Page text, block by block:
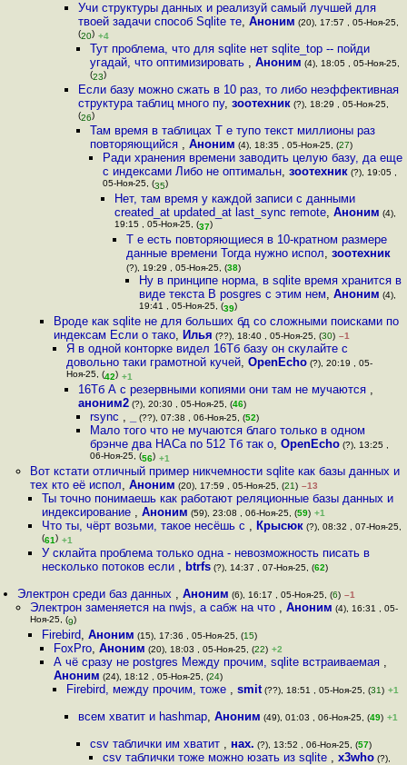
Учи структуры данных и реализуй самый лучшей для
твоей задачи способ Sqlite те, Аноним (20), 17:57 , 05-Ноя-25,
(20) +4
Тут проблема, что для sqlite нет sqlite_top -- пойди
угадай, что оптимизировать ,Аноним (4), 18:05 , 05-Ноя-25,
(23)
Если базу можно сжать в 10 раз, то либо неэффективная
структура таблиц много пу, зоотехник(?), 18:29 , 05-Ноя-25,
(26)
Там время в таблицах Т е тупо текст миллионы раз
повторяющийся ,Аноним (4), 18:35 , 05-Ноя-25, (27)
Ради хранения времени заводить целую базу, да еще
с индексами Либо не оптимальн, зоотехник(?), 19:05 ,
05-Ноя-25, (35)
Нет, там время у каждой записи с данными
created_at updated_at last_sync remote, Аноним (4),
19:15 , 05-Ноя-25, (37)
Т е есть повторяющиеся в 10-кратном размере
данные времени Тогда нужно испол,зоотехник
(?), 19:29 , 05-Ноя-25, (38)
Ну в принципе норма, в sqlite время хранится в
виде текста В posgres с этим нем, Аноним (4),
19:41 , 05-Ноя-25, (39)
Вроде как sqlite не для больших бд со сложными поисками по
индексам Если о тако, Илья (??), 18:40 , 05-Ноя-25, (30) –1
Я в одной конторке видел 16Тб базу он скулайте с
довольно таки грамотной кучей, OpenEcho(?), 20:19 , 05-
Ноя-25, (42) +1
16Тб А с резервными копиями они там не мучаются ,
аноним2(?), 20:30 , 05-Ноя-25, (46)
rsync , (??), 07:38 , 06-Ноя-25, (52)
Мало того что не мучаются благо только в одном
брэнче два НАСа по 512 Тб так о,OpenEcho (?), 13:25 ,
06-Ноя-25, (56) +1
Вот кстати отличный пример никчемности sqlite как базы данных и
тех кто её испол, Аноним (20), 17:59 , 05-Ноя-25, (21) –13
Ты точно понимаешь как работают реляционные базы данных и
индексирование , Аноним (59), 23:08 , 06-Ноя-25, (59) +1
Что ты, чёрт возьми, такое несёшь с , Крысюк(?), 08:32 , 07-Ноя-25,
(61) +1
У склайта проблема только одна - невозможность писать в
несколько потоков если , btrfs(?), 14:37 , 07-Ноя-25, (62)
Электрон среди баз данных ,Аноним (6), 16:17 , 05-Ноя-25, (6) –1
Электрон заменяется на nwjs, а сабж на что , Аноним (4), 16:31 , 05-
Ноя-25, (9)
Firebird, Аноним (15), 17:36 , 05-Ноя-25, (15)
FoxPro,Аноним (20), 18:03 , 05-Ноя-25, (22) +2
А чё сразу не postgres Между прочим, sqlite встраиваемая ,
Аноним (24), 18:12 , 05-Ноя-25, (24)
Firebird, между прочим, тоже , smit(??), 18:51 , 05-Ноя-25, (31) +1
всем хватит и hashmap, Аноним (49), 01:03 , 06-Ноя-25, (49) +1
csv таблички им хватит , нах. (?), 13:52 , 06-Ноя-25, (57)
csv таблички тоже можно юзать из sqlite , x3who(?),